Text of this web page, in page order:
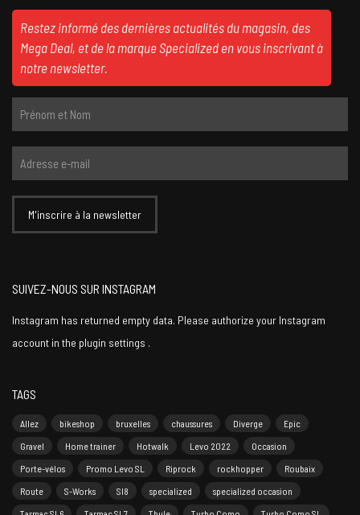
Restez informé des dernières actualités du magasin, des
Mega Deal, et de la marque Specialized en vous inscrivant à
notre newsletter.
SUIVEZ-NOUS SUR INSTAGRAM
Instagram has returned empty data. Please authorize your Instagram
account in the plugin settings .
TAGS
Allez bikeshop bruxelles chaussures Diverge
Epic
Gravel
Home trainer Hotwalk Levo 2022
Occasion
Porte-vélos
Promo Levo SL Riprock rockhopper
Roubaix
Route
S-Works Sl8 specialized
specialized occasion